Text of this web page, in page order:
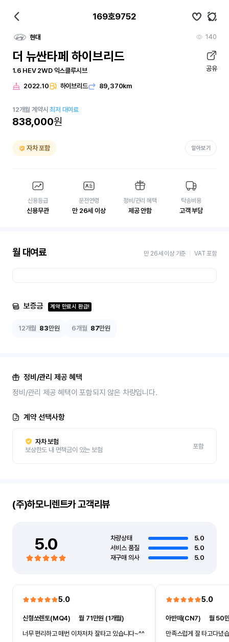
169호9752
현대 140
더 뉴싼타페 하이브리드
1.6 HEV 2WD 익스클루시브 공유
2022.10 하이브리드 89,370km
12개월 계약시최저 대여료
838,000원
자차 포함 알아보기
신용등급
신용무관
운전연령
만 26세 이상
정비/관리 혜택
제공 안함
탁송비용
고객 부담
월 대여료 만 26세 이상 기준 VAT 포함
보증금 계약 만료시 환급!
12개월 83만원 6개월 87만원
정비/관리 제공 혜택
정비/관리 제공 혜택이 포함되지 않은 차량입니다.
계약 선택사항
자차 보험
보상한도 내 면책금이 있는 보험
포함
(주)하모니렌트카고객리뷰
5.0 차량상태
5.0
서비스 품질
5.0
재구매 의사
5.0
5.0
신형쏘렌토(MQ4) ㅣ월 71만원 (1개월)
너무 편리하고 매번 이차저차 잘타고 있습니다~^^
5.0
아반떼(CN7)
월 50
만족스럽게 잘 타고다녔